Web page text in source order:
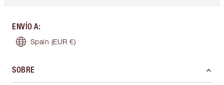
ENVÍO A:
Spain (EUR €)
SOBRE